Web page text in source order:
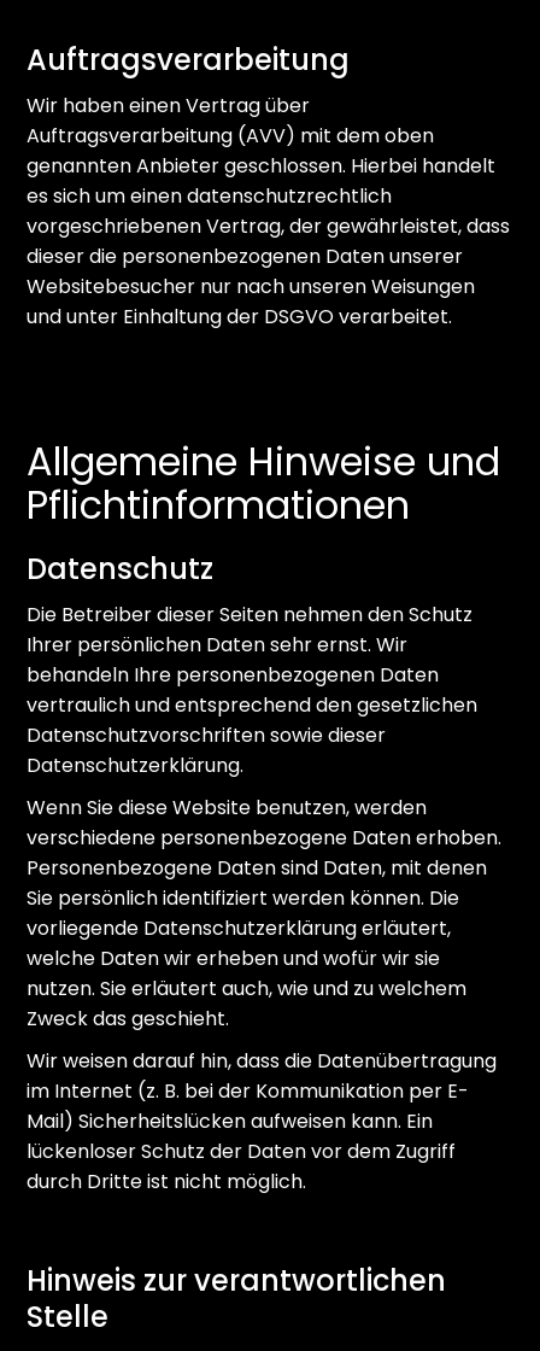
Auftragsverarbeitung
Wir haben einen Vertrag über
Auftragsverarbeitung (AVV) mit dem oben
genannten Anbieter geschlossen. Hierbei handelt
es sich um einen datenschutzrechtlich
vorgeschriebenen Vertrag, der gewährleistet, dass
dieser die personenbezogenen Daten unserer
Websitebesucher nur nach unseren Weisungen
und unter Einhaltung der DSGVO verarbeitet.
Allgemeine Hinweise und
Pflicht­informationen
Datenschutz
Die Betreiber dieser Seiten nehmen den Schutz
Ihrer persönlichen Daten sehr ernst. Wir
behandeln Ihre personenbezogenen Daten
vertraulich und entsprechend den gesetzlichen
Datenschutzvorschriften sowie dieser
Datenschutzerklärung.
Wenn Sie diese Website benutzen, werden
verschiedene personenbezogene Daten erhoben.
Personenbezogene Daten sind Daten, mit denen
Sie persönlich identifiziert werden können. Die
vorliegende Datenschutzerklärung erläutert,
welche Daten wir erheben und wofür wir sie
nutzen. Sie erläutert auch, wie und zu welchem
Zweck das geschieht.
Wir weisen darauf hin, dass die Datenübertragung
im Internet (z. B. bei der Kommunikation per E-
Mail) Sicherheitslücken aufweisen kann. Ein
lückenloser Schutz der Daten vor dem Zugriff
durch Dritte ist nicht möglich.
Hinweis zur verantwortlichen
Stelle